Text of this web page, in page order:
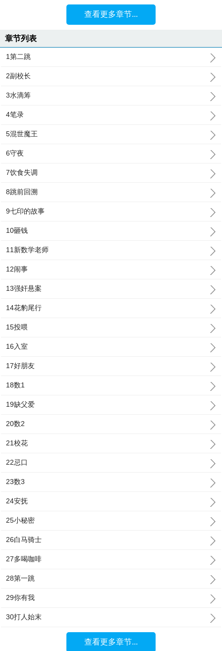
查看更多章节...
章节列表
1第二跳
2副校长
3水滴筹
4笔录
5混世魔王
6守夜
7饮食失调
8跳前回溯
9七印的故事
10砸钱
11新数学老师
12闹事
13强奸悬案
14花豹尾行
15投喂
16入室
17好朋友
18数1
19缺父爱
20数2
21校花
22忌口
23数3
24安抚
25小秘密
26白马骑士
27多喝咖啡
28第一跳
29你有我
30打人始末
查看更多章节...